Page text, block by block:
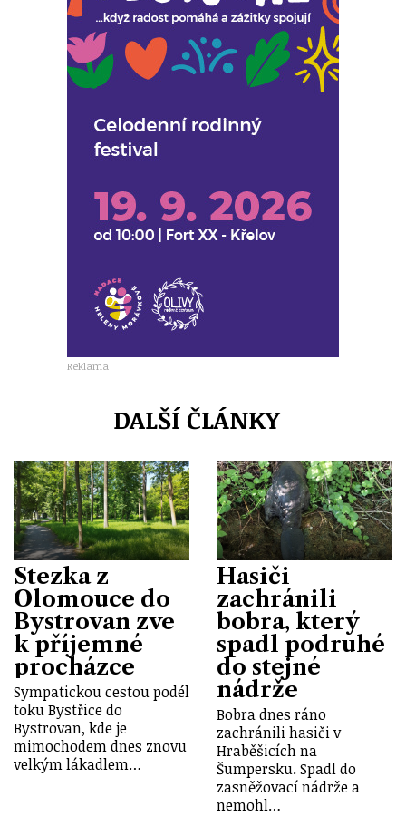
Reklama
DALŠÍ ČLÁNKY
Stezka z
Olomouce do
Bystrovan zve
k příjemné
procházce
Sympatickou cestou podél
toku Bystřice do
Bystrovan, kde je
mimochodem dnes znovu
velkým lákadlem…
Hasiči
zachránili
bobra, který
spadl podruhé
do stejné
nádrže
Bobra dnes ráno
zachránili hasiči v
Hraběšicích na
Šumpersku. Spadl do
zasněžovací nádrže a
nemohl…